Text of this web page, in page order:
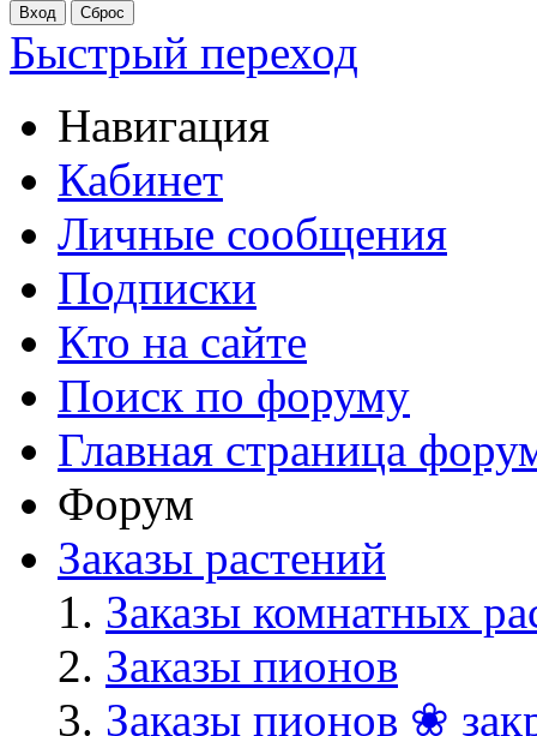
Быстрый переход
Навигация
Кабинет
Личные сообщения
Подписки
Кто на сайте
Поиск по форуму
Главная страница
Форум
Заказы растений
Заказы комнатных
Заказы пионов
Заказы пионов ❀